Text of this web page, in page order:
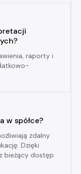
raporty i
w spółce?
zdalny
Dzięki
bieżący dostęp